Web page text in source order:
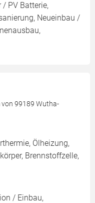
/ PV Batterie,
Neueinbau /
von 99189 Wutha-
Ölheizung,
Brennstoffzelle,
/ Einbau,